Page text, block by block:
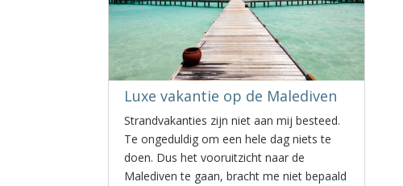
Luxe vakantie op de Malediven
Strandvakanties zijn niet aan mij besteed.
Te ongeduldig om een hele dag niets te
doen. Dus het vooruitzicht naar de
Malediven te gaan, bracht me niet bepaald